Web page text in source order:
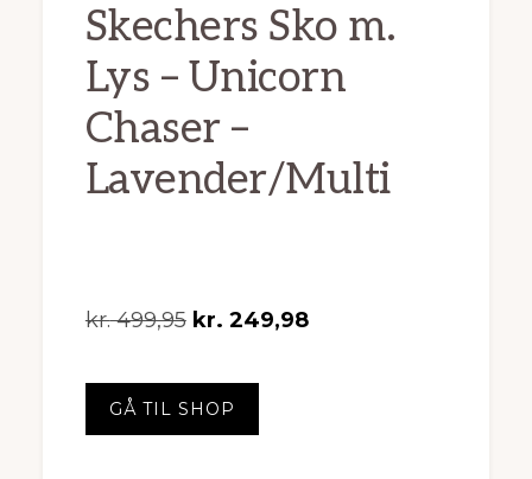
Skechers Sko m.
Lys – Unicorn
Chaser –
Lavender/Multi
kr.499,95 Den
pris
var:
kr. 249,98Den
GÅ TIL SHOP